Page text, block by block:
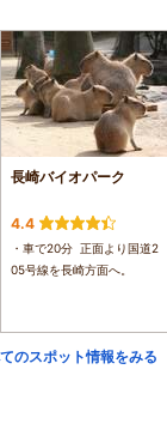
長崎バイオパーク
4.4
・車で20分 正面より国道2
05号線を長崎方面へ。
のスポット情報をみる